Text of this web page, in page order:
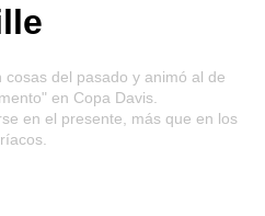
del pasado y animó al de
en Copa Davis.
en el presente, más que en los